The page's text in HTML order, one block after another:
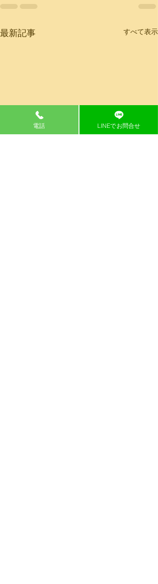
最新記事 すべて表示
電話 LINEでお問合せ